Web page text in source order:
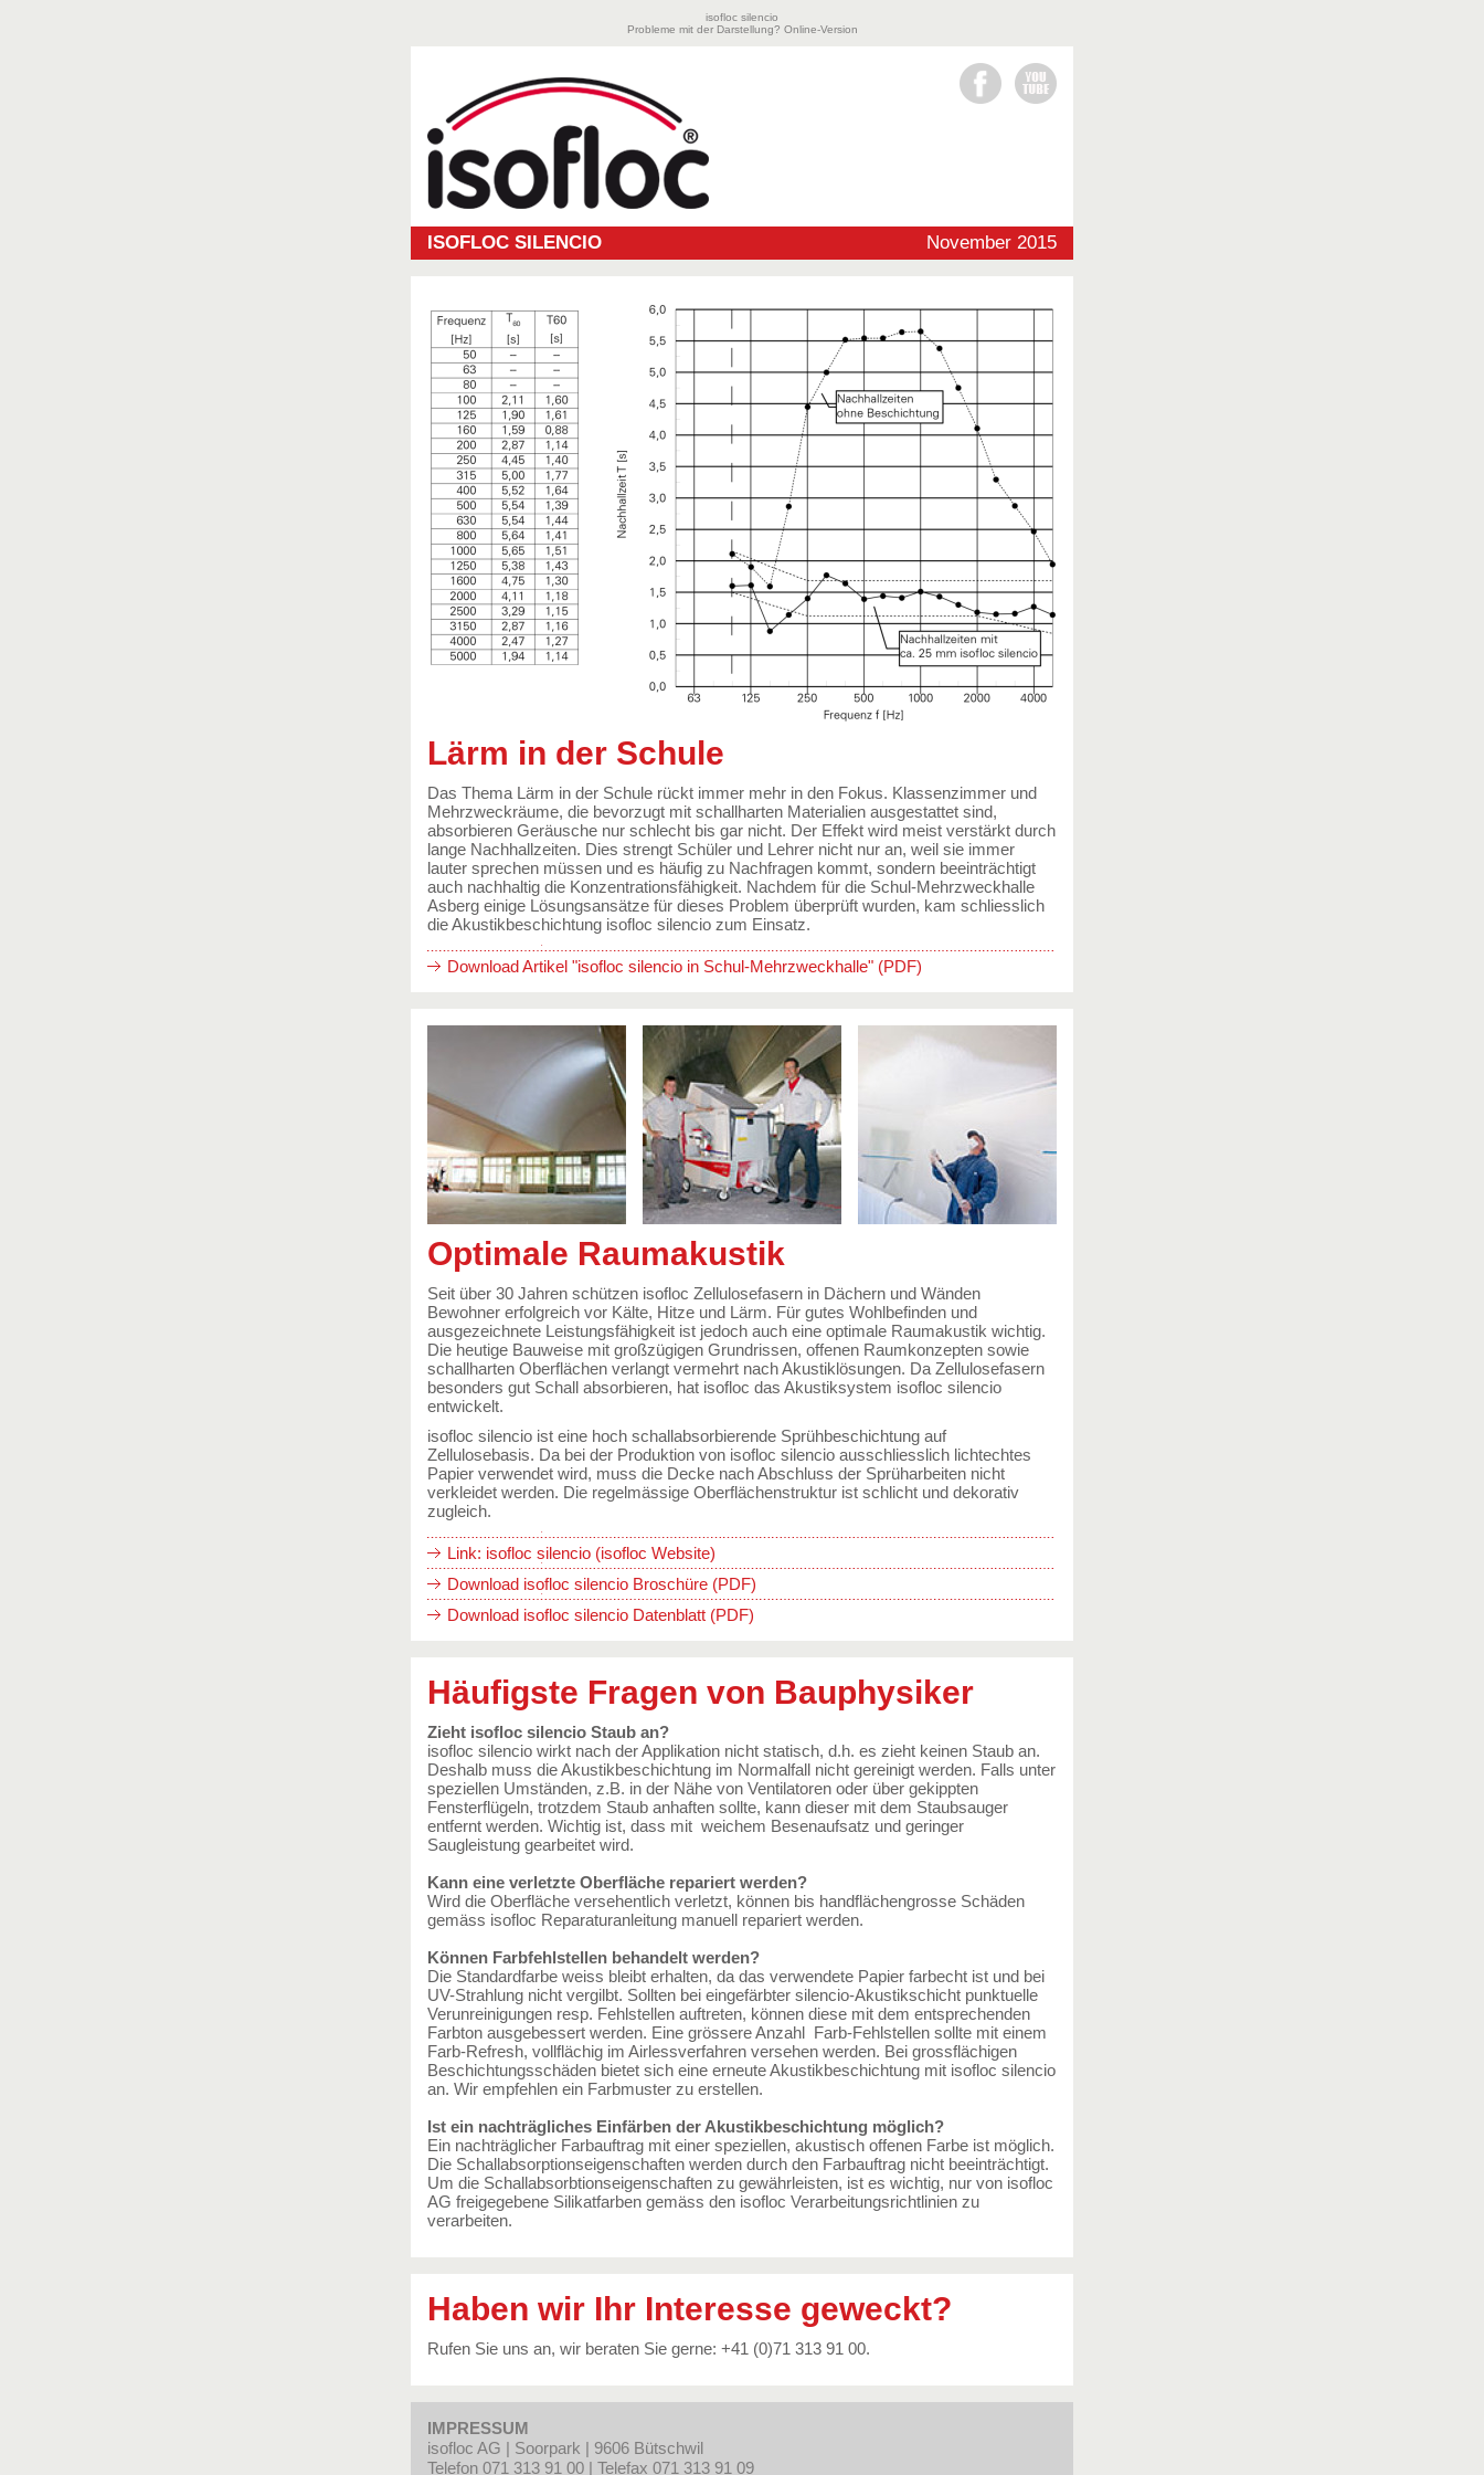
isofloc silencio
Probleme mit der Darstellung? Online-Version
ISOFLOC SILENCIO November 2015
Lärm in der Schule
Das Thema Lärm in der Schule rückt immer mehr in den Fokus. Klassenzimmer und
Mehrzweckräume, die bevorzugt mit schallharten Materialien ausgestattet sind,
absorbieren Geräusche nur schlecht bis gar nicht. Der Effekt wird meist verstärkt durch
lange Nachhallzeiten. Dies strengt Schüler und Lehrer nicht nur an, weil sie immer
lauter sprechen müssen und es häufig zu Nachfragen kommt, sondern beeinträchtigt
auch nachhaltig die Konzentrationsfähigkeit. Nachdem für die Schul-Mehrzweckhalle
Asberg einige Lösungsansätze für dieses Problem überprüft wurden, kam schliesslich
die Akustikbeschichtung isofloc silencio zum Einsatz.
Download Artikel "isofloc silencio in Schul-Mehrzweckhalle" (PDF)
Optimale Raumakustik
Seit über 30 Jahren schützen isofloc Zellulosefasern in Dächern und Wänden
Bewohner erfolgreich vor Kälte, Hitze und Lärm. Für gutes Wohlbefinden und
ausgezeichnete Leistungsfähigkeit ist jedoch auch eine optimale Raumakustik wichtig.
Die heutige Bauweise mit großzügigen Grundrissen, offenen Raumkonzepten sowie
schallharten Oberflächen verlangt vermehrt nach Akustiklösungen. Da Zellulosefasern
besonders gut Schall absorbieren, hat isofloc das Akustiksystem isofloc silencio
entwickelt.
isofloc silencio ist eine hoch schallabsorbierende Sprühbeschichtung auf
Zellulosebasis. Da bei der Produktion von isofloc silencio ausschliesslich lichtechtes
Papier verwendet wird, muss die Decke nach Abschluss der Sprüharbeiten nicht
verkleidet werden. Die regelmässige Oberflächenstruktur ist schlicht und dekorativ
zugleich.
Link: isofloc silencio (isofloc Website)
Download isofloc silencio Broschüre (PDF)
Download isofloc silencio Datenblatt (PDF)
Häufigste Fragen von Bauphysiker
Zieht isofloc silencio Staub an?
isofloc silencio wirkt nach der Applikation nicht statisch, d.h. es zieht keinen Staub an.
Deshalb muss die Akustikbeschichtung im Normalfall nicht gereinigt werden. Falls unter
speziellen Umständen, z.B. in der Nähe von Ventilatoren oder über gekippten
Fensterflügeln, trotzdem Staub anhaften sollte, kann dieser mit dem Staubsauger
entfernt werden. Wichtig ist, dass mit weichem Besenaufsatz und geringer
Saugleistung gearbeitet wird.
Kann eine verletzte Oberfläche repariert werden?
Wird die Oberfläche versehentlich verletzt, können bis handflächengrosse Schäden
gemäss isofloc Reparaturanleitung manuell repariert werden.
Können Farbfehlstellen behandelt werden?
Die Standardfarbe weiss bleibt erhalten, da das verwendete Papier farbecht ist und bei
UV-Strahlung nicht vergilbt. Sollten bei eingefärbter silencio-Akustikschicht punktuelle
Verunreinigungen resp. Fehlstellen auftreten, können diese mit dem entsprechenden
Farbton ausgebessert werden. Eine grössere Anzahl Farb-Fehlstellen sollte mit einem
Farb-Refresh, vollflächig im Airlessverfahren versehen werden. Bei grossflächigen
Beschichtungsschäden bietet sich eine erneute Akustikbeschichtung mit isofloc silencio
an. Wir empfehlen ein Farbmuster zu erstellen.
Ist ein nachträgliches Einfärben der Akustikbeschichtung möglich?
Ein nachträglicher Farbauftrag mit einer speziellen, akustisch offenen Farbe ist möglich.
Die Schallabsorptionseigenschaften werden durch den Farbauftrag nicht beeinträchtigt.
Um die Schallabsorbtionseigenschaften zu gewährleisten, ist es wichtig, nur von isofloc
AG freigegebene Silikatfarben gemäss den isofloc Verarbeitungsrichtlinien zu
verarbeiten.
Haben wir Ihr Interesse geweckt?
Rufen Sie uns an, wir beraten Sie gerne: +41 (0)71 313 91 00.
IMPRESSUM
isofloc AG | Soorpark | 9606 Bütschwil
Telefon 071 313 91 00 | Telefax 071 313 91 09